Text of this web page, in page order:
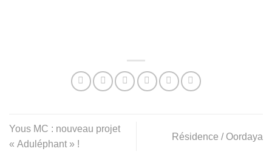
Yous MC : nouveau projet
« Aduléphant » !
Résidence / Oordaya